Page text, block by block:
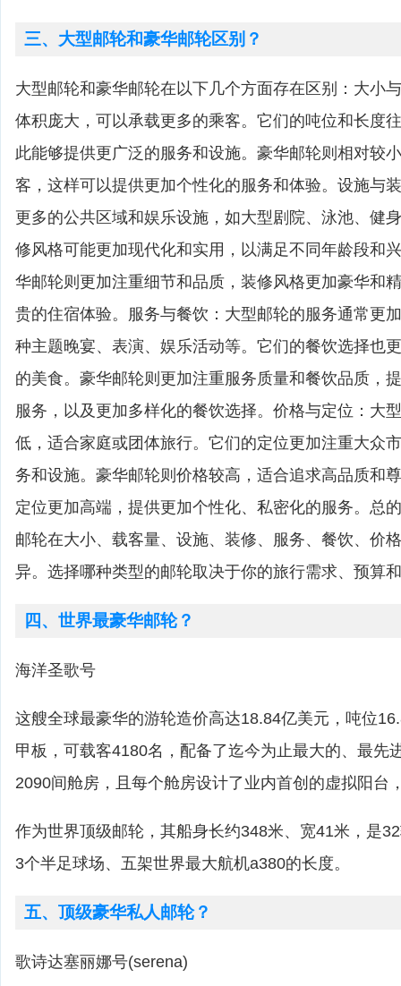
三、大型邮轮和豪华邮轮区别？
大型邮轮和豪华邮轮在以下几个方面存在区别：大小
体积庞大，可以承载更多的乘客。它们的吨位和长度
此能够提供更广泛的服务和设施。豪华邮轮则相对较
客，这样可以提供更加个性化的服务和体验。设施与
更多的公共区域和娱乐设施，如大型剧院、泳池、健
修风格可能更加现代化和实用，以满足不同年龄段和
华邮轮则更加注重细节和品质，装修风格更加豪华和
贵的住宿体验。服务与餐饮：大型邮轮的服务通常更
种主题晚宴、表演、娱乐活动等。它们的餐饮选择也
的美食。豪华邮轮则更加注重服务质量和餐饮品质，
服务，以及更加多样化的餐饮选择。价格与定位：大
低，适合家庭或团体旅行。它们的定位更加注重大众
务和设施。豪华邮轮则价格较高，适合追求高品质和
定位更加高端，提供更加个性化、私密化的服务。总
邮轮在大小、载客量、设施、装修、服务、餐饮、价
异。选择哪种类型的邮轮取决于你的旅行需求、预算
四、世界最豪华邮轮？
海洋圣歌号
这艘全球最豪华的游轮造价高达18.84亿美元，吨位
甲板，可载客4180名，配备了迄今为止最大的、最先
2090间舱房，且每个舱房设计了业内首创的虚拟阳台
作为世界顶级邮轮，其船身长约348米、宽41米，是
3个半足球场、五架世界最大航机a380的长度。
五、顶级豪华私人邮轮？
歌诗达塞丽娜号(serena)